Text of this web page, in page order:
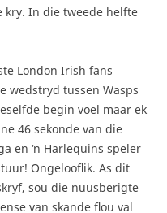
kry. In die tweede helfte
London Irish fans
wedstryd tussen Wasps
begin voel maar ek
46 sekonde van die
en ‘n Harlequins speler
Ongelooflik. As dit
sou die nuusberigte
van skande flou val